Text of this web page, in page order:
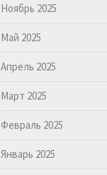
Ноябрь 2025
Май 2025
Апрель 2025
Март 2025
Февраль 2025
Январь 2025